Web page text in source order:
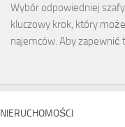
Wybór odpowiedniej
kluczowy krok, który
najemców. Aby zapewnić
NIERUCHOMOŚCI